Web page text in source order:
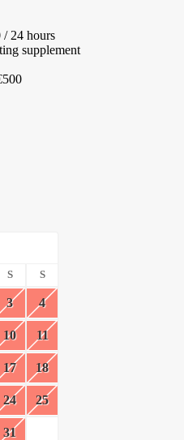
/ 24 hours
supplement
S S
3 4
10 11
17 18
24 25
31